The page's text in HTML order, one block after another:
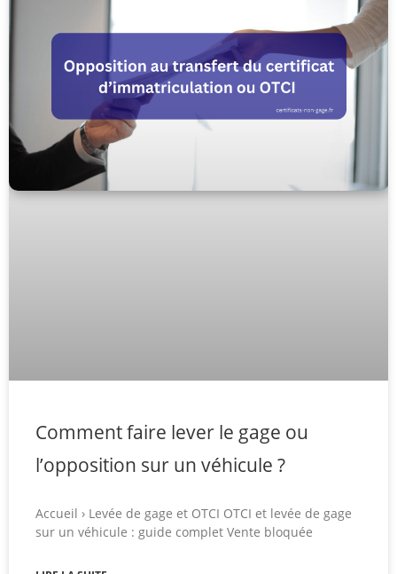
Comment faire lever le gage ou
l’opposition sur un véhicule ?
Accueil › Levée de gage et OTCI OTCI et levée de gage
sur un véhicule : guide complet Vente bloquée